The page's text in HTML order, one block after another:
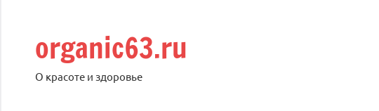
содержимому
organic63.ru
О красоте и здоровье